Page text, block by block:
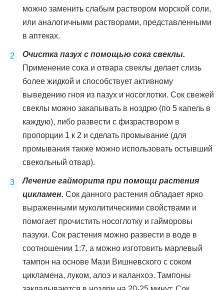
можно заменить слабым раствором морской соли,
или аналогичными растворами, представленными
в аптеках.
Очистка пазух с помощью сока свеклы.
Применение сока и отвара свеклы делает слизь
более жидкой и способствует активному
выведению гноя из пазух и носоглотки. Сок свежей
свеклы можно закапывать в ноздрю (по 5 капель в
каждую), либо развести с физраствором в
пропорции 1 к 2 и сделать промывание (для
промывания также можно использовать остывший
свекольный отвар).
Лечение гайморита при помощи растения
цикламен. Сок данного растения обладает ярко
выраженными муколитическими свойствами и
помогает прочистить носоглотку и гайморовы
пазухи. Сок растения можно развести в воде в
соотношении 1:7, а можно изготовить марлевый
тампон на основе Мази Вишневского с соком
цикламена, луком, алоэ и каланхоэ. Тампоны